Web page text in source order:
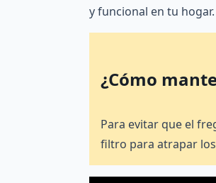
y funcional en tu hogar.
¿Cómo
Para evitar que el
filtro para atrapar